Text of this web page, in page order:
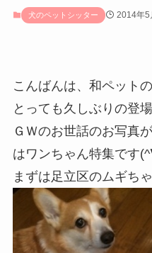
犬のペットシッター 2014年5
こんばんは、和ペット
とっても久しぶりの登
ＧＷのお世話のお写真
はワンちゃん特集です
まずは足立区のムギち